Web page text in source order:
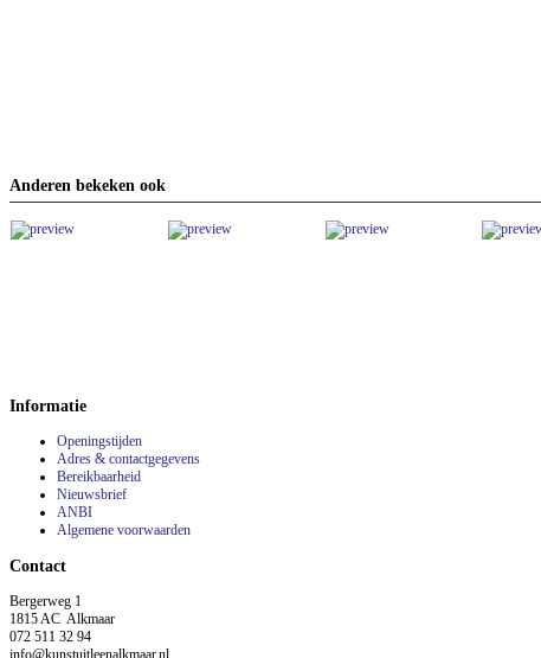
Anderen bekeken ook
Informatie
Openingstijden
Adres & contactgegevens
Bereikbaarheid
Nieuwsbrief
ANBI
Algemene voorwaarden
Contact
Bergerweg 1
1815 AC Alkmaar
072 511 32 94
info@kunstuitleenalkmaar.nl